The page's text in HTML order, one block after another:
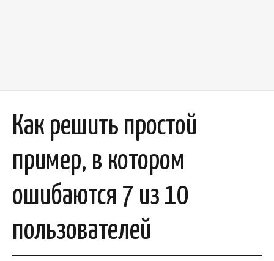
Как решить простой
пример, в котором
ошибаются 7 из 10
пользователей